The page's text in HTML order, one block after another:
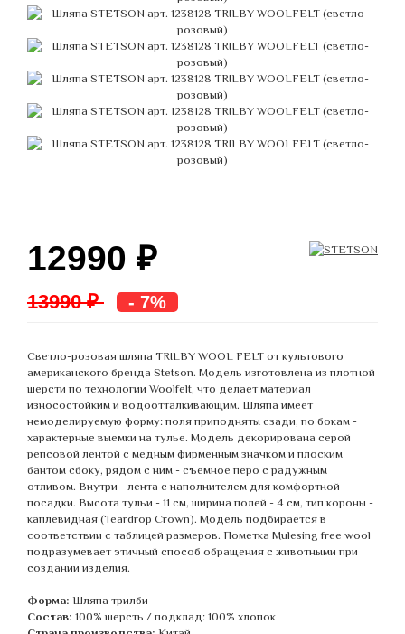
12990 ₽
13990 ₽ - 7%
Светло-розовая шляпа TRILBY WOOL FELT от культового
американского бренда Stetson. Модель изготовлена из плотной
шерсти по технологии Woolfelt, что делает материал
износостойким и водоотталкивающим. Шляпа имеет
немоделируемую форму: поля приподняты сзади, по бокам -
характерные выемки на тулье. Модель декорирована серой
репсовой лентой с медным фирменным значком и плоским
бантом сбоку, рядом с ним - съемное перо с радужным
отливом. Внутри - лента c наполнителем для комфортной
посадки. Высота тульи - 11 см, ширина полей - 4 см, тип короны -
каплевидная (Teardrop Crown). Модель подбирается в
соответствии с таблицей размеров. Пометка Mulesing free wool
подразумевает этичный способ обращения с животными при
создании изделия.
Форма: Шляпа трилби
Состав: 100% шерсть / подклад: 100% хлопок